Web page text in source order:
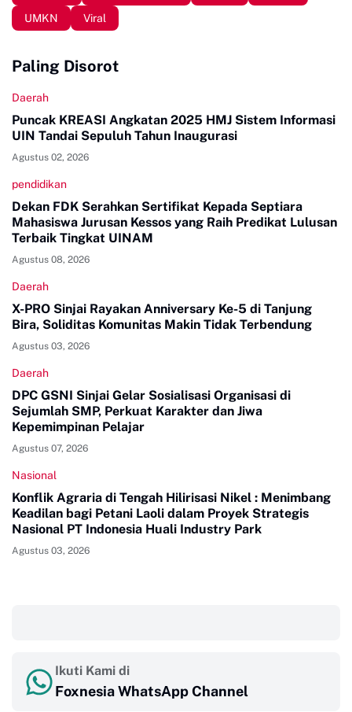
UMKN
Viral
Paling Disorot
Daerah
Puncak KREASI Angkatan 2025 HMJ Sistem Informasi
UIN Tandai Sepuluh Tahun Inaugurasi
Agustus 02, 2026
pendidikan
Dekan FDK Serahkan Sertifikat Kepada Septiara
Mahasiswa Jurusan Kessos yang Raih Predikat Lulusan
Terbaik Tingkat UINAM
Agustus 08, 2026
Daerah
X-PRO Sinjai Rayakan Anniversary Ke-5 di Tanjung
Bira, Soliditas Komunitas Makin Tidak Terbendung
Agustus 03, 2026
Daerah
DPC GSNI Sinjai Gelar Sosialisasi Organisasi di
Sejumlah SMP, Perkuat Karakter dan Jiwa
Kepemimpinan Pelajar
Agustus 07, 2026
Nasional
Konflik Agraria di Tengah Hilirisasi Nikel : Menimbang
Keadilan bagi Petani Laoli dalam Proyek Strategis
Nasional PT Indonesia Huali Industry Park
Agustus 03, 2026
Ikuti Kami di
Foxnesia WhatsApp Channel